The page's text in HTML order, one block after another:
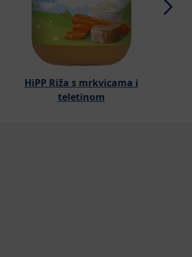
HiPP Riža s mrkvicama i
teletinom